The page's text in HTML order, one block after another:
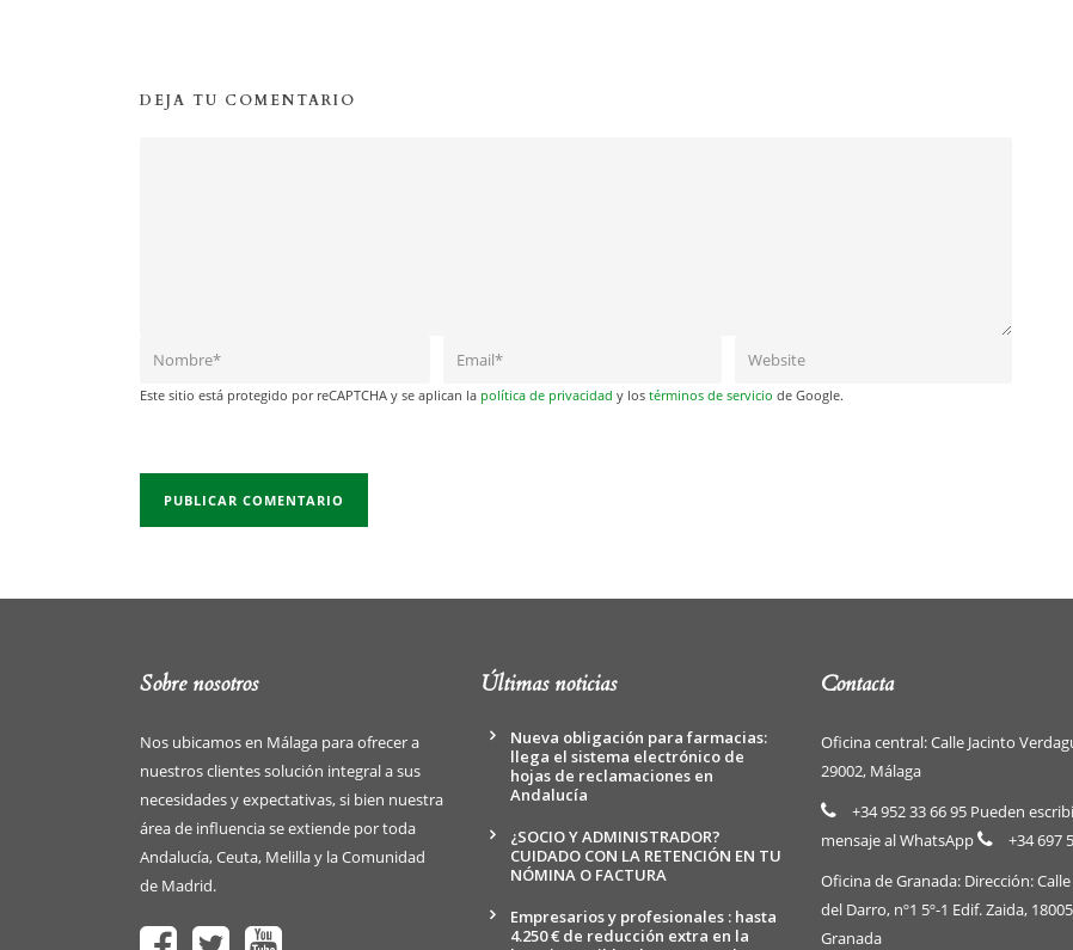
DEJA TU COMENTARIO
Este sitio está protegido por reCAPTCHA y se aplican la política de privacidad y los términos de servicio de Google.
Sobre nosotros
Nos ubicamos en Málaga para ofrecer a
nuestros clientes solución integral a sus
necesidades y expectativas, si bien nuestra
área de influencia se extiende por toda
Andalucía, Ceuta, Melilla y la Comunidad
de Madrid.
Últimas noticias
Nueva obligación para farmacias:
llega el sistema electrónico de
hojas de reclamaciones en
Andalucía
¿SOCIO Y ADMINISTRADOR?
CUIDADO CON LA RETENCIÓN EN TU
NÓMINA O FACTURA
Empresarios y profesionales : hasta
4.250 € de reducción extra en la
Contacta
Oficina central: Calle Jacinto
29002, Málaga
+34 952 33 66 95 Pueden
mensaje al WhatsApp
+34 697
Oficina de Granada: Dirección:
del Darro, nº1 5º-1 Edif. Zaida, 18005
Granada